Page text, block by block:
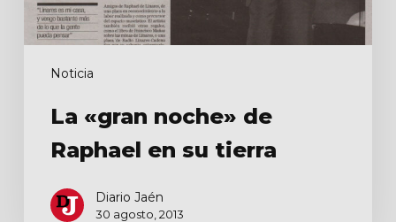
Noticia
La «gran noche» de
Raphael en su tierra
Diario Jaén
30 agosto, 2013